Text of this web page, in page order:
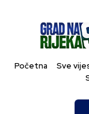
Početna Sve